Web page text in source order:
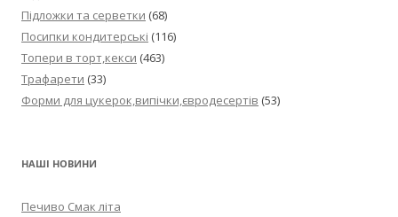
Підложки та серветки (68)
Посипки кондитерські (116)
Топери в торт,кекси (463)
Трафарети (33)
Форми для цукерок,випічки,євродесертів (53)
НАШІ НОВИНИ
Печиво Смак літа